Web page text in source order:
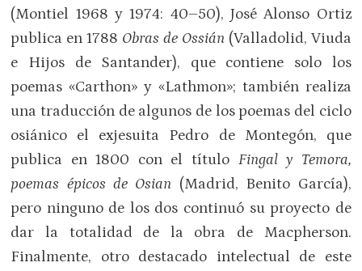
(Montiel 1968 y 1974: 40–50), José Alonso Ortiz
publica en 1788 Obras de Ossián (Valladolid, Viuda
e Hijos de Santander), que contiene solo los
poemas «Carthon» y «Lathmon»; también realiza
una traducción de algunos de los poemas del ciclo
osiánico el exjesuita Pedro de Montegón, que
publica en 1800 con el título Fingal y Temora,
poemas épicos de Osian (Madrid, Benito García),
pero ninguno de los dos continuó su proyecto de
dar la totalidad de la obra de Macpherson.
Finalmente, otro destacado intelectual de este